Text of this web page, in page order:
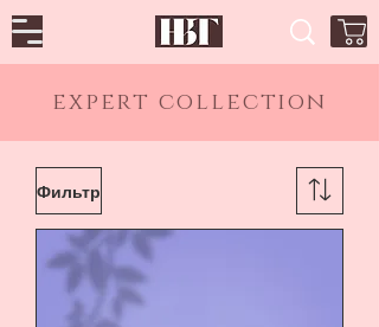
expert collection
Фильтр